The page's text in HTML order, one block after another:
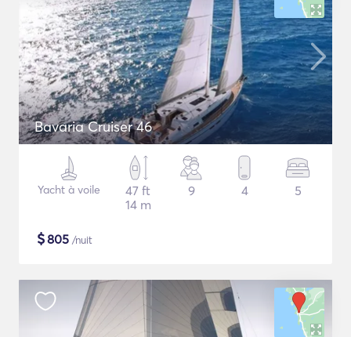
Bavaria Cruiser 46
Yacht à voile
47 ft
14 m
9 4 5
$805 /nuit